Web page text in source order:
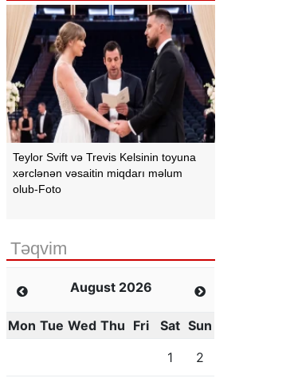
Teylor Svift və Trevis Kelsinin toyuna
xərclənən vəsaitin miqdarı məlum
olub-Foto
Təqvim
August 2026
Mon Tue Wed Thu Fri Sat Sun
1
2